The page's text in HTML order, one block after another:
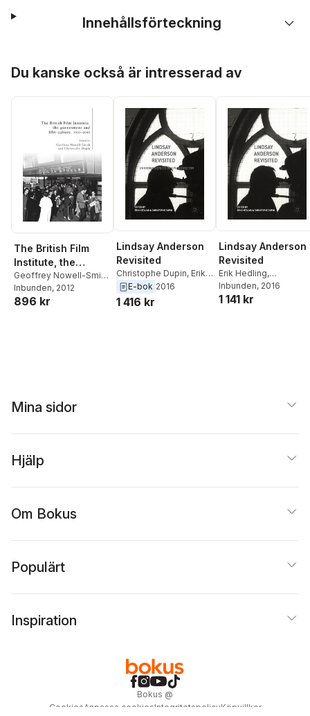
Innehållsförteckning
Du kanske också är intresserad av
The British Film
Institute, the
Government and
Film Culture, 1933–
2000
Geoffrey Nowell-Smith
Christophe Dupin
Inbunden, 2012
896 kr
Lindsay Anderson
Revisited
Christophe Dupin, Erik
Hedling
E-bok 2016
1 416 kr
Lindsay Anderson
Revisited
Erik Hedling,
Christophe Dupin
Inbunden, 2016
1 141 kr
Mina sidor
Hjälp
Om Bokus
Populärt
Inspiration
Bokus @
Cookies Anpassa cookiesIntegritetspolicyKöpvillkor